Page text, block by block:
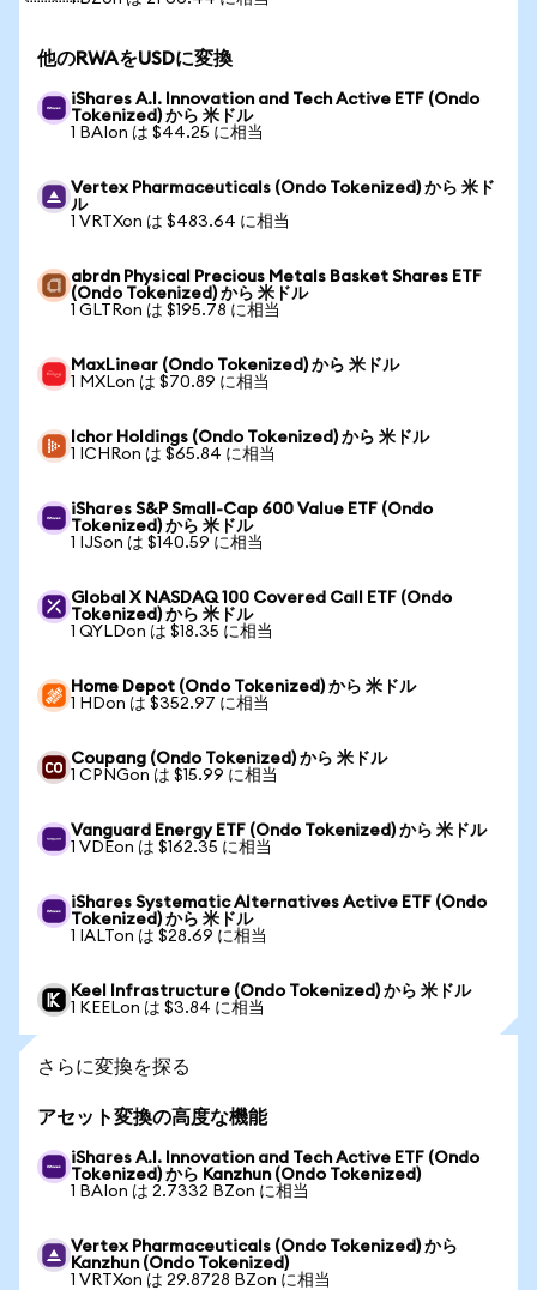
他のRWAをUSDに変換
iShares A.I. Innovation and Tech Active ETF (Ondo
Tokenized) から 米ドル
1 BAIon は $44.25 に相当
Vertex Pharmaceuticals (Ondo Tokenized) から 米ド
ル
1 VRTXon は $483.64 に相当
abrdn Physical Precious Metals Basket Shares ETF
(Ondo Tokenized) から 米ドル
1 GLTRon は $195.78 に相当
MaxLinear (Ondo Tokenized) から 米ドル
1 MXLon は $70.89 に相当
Ichor Holdings (Ondo Tokenized) から 米ドル
1 ICHRon は $65.84 に相当
iShares S&P Small-Cap 600 Value ETF (Ondo
Tokenized) から 米ドル
1 IJSon は $140.59 に相当
Global X NASDAQ 100 Covered Call ETF (Ondo
Tokenized) から 米ドル
1 QYLDon は $18.35 に相当
Home Depot (Ondo Tokenized) から 米ドル
1 HDon は $352.97 に相当
Coupang (Ondo Tokenized) から 米ドル
1 CPNGon は $15.99 に相当
Vanguard Energy ETF (Ondo Tokenized) から 米ドル
1 VDEon は $162.35 に相当
iShares Systematic Alternatives Active ETF (Ondo
Tokenized) から 米ドル
1 IALTon は $28.69 に相当
Keel Infrastructure (Ondo Tokenized) から 米ドル
1 KEELon は $3.84 に相当
さらに変換を探る
アセット変換の高度な機能
iShares A.I. Innovation and Tech Active ETF (Ondo
Tokenized) から Kanzhun (Ondo Tokenized)
1 BAIon は 2.7332 BZon に相当
Vertex Pharmaceuticals (Ondo Tokenized) から
Kanzhun (Ondo Tokenized)
1 VRTXon は 29.8728 BZon に相当